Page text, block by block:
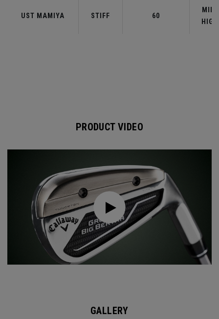
UST MAMIYA STIFF 60
MID-
HIGH
PRODUCT VIDEO
GALLERY